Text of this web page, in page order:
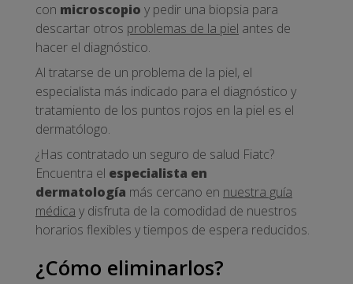
con microscopio y pedir una biopsia para
descartar otros problemas de la piel antes de
hacer el diagnóstico.
Al tratarse de un problema de la piel, el
especialista más indicado para el diagnóstico y
tratamiento de los puntos rojos en la piel es el
dermatólogo.
¿Has contratado un seguro de salud Fiatc?
Encuentra el especialista en
dermatología más cercano en nuestra guía
médica y disfruta de la comodidad de nuestros
horarios flexibles y tiempos de espera reducidos.
¿Cómo eliminarlos?